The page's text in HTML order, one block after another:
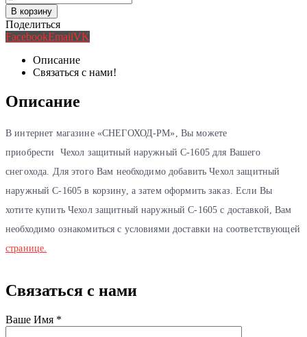
В корзину
Поделиться
FacebookEmailVK
Описание
Связаться с нами!
Описание
В интернет магазине «СНЕГОХОД-РМ», Вы можете
приобрести Чехол защитный наружный С-1605 для Вашего
снегохода. Для этого Вам необходимо добавить Чехол защитный
наружный С-1605 в корзину, а затем оформить заказ. Если Вы
хотите купить Чехол защитный наружный С-1605 с доставкой, Вам
необходимо ознакомиться с условиями доставки на соответствующей
странице.
Связаться с нами
Ваше Имя *